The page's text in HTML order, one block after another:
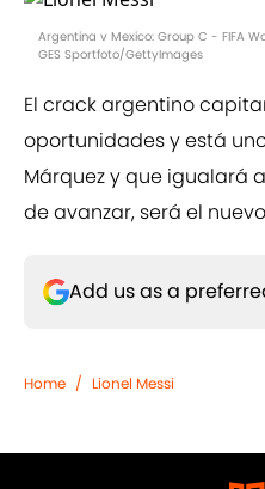
Argentina v Mexico: Group C - FIFA
GES Sportfoto/GettyImages
El crack argentino
oportunidades y está
Márquez y que igualará
de avanzar, será el
Add us as a
Home / Lionel Messi